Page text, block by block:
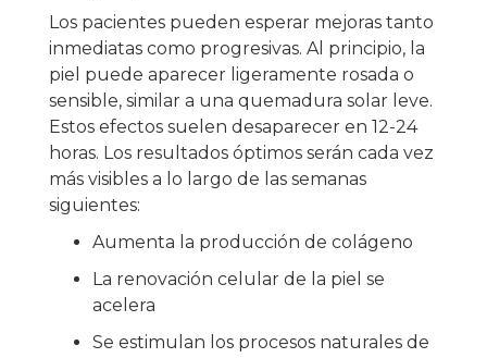
Los pacientes pueden esperar mejoras tanto
inmediatas como progresivas. Al principio, la
piel puede aparecer ligeramente rosada o
sensible, similar a una quemadura solar leve.
Estos efectos suelen desaparecer en 12-24
horas. Los resultados óptimos serán cada vez
más visibles a lo largo de las semanas
siguientes:
Aumenta la producción de colágeno
La renovación celular de la piel se
acelera
Se estimulan los procesos naturales de